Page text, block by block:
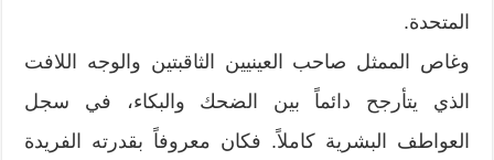
المتحدة.
وغاص الممثل صاحب العينيين الثاقبتين والوجه اللافت
الذي يتأرجح دائماً بين الضحك والبكاء، في سجل
العواطف البشرية كاملاً. فكان معروفاً بقدرته الفريدة